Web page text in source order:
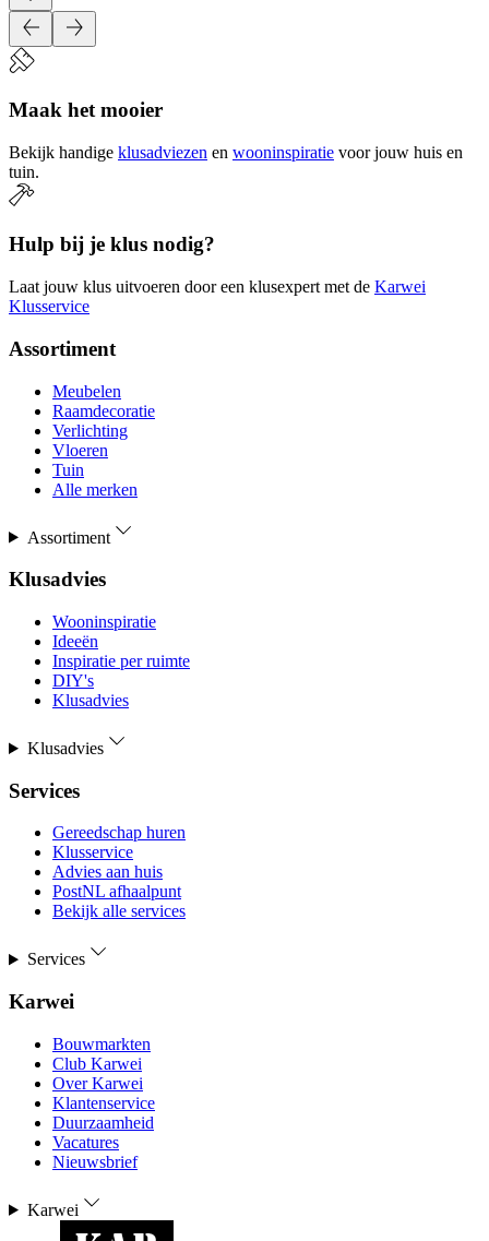
Maak het mooier
Bekijk handige klusadviezen en wooninspiratie voor jouw huis en
tuin.
Hulp bij je klus nodig?
Laat jouw klus uitvoeren door een klusexpert met de Karwei
Klusservice
Assortiment
Meubelen
Raamdecoratie
Verlichting
Vloeren
Tuin
Alle merken
Assortiment
Klusadvies
Wooninspiratie
Ideeën
Inspiratie per ruimte
DIY's
Klusadvies
Klusadvies
Services
Gereedschap huren
Klusservice
Advies aan huis
PostNL afhaalpunt
Bekijk alle services
Services
Karwei
Bouwmarkten
Club Karwei
Over Karwei
Klantenservice
Duurzaamheid
Vacatures
Nieuwsbrief
Karwei